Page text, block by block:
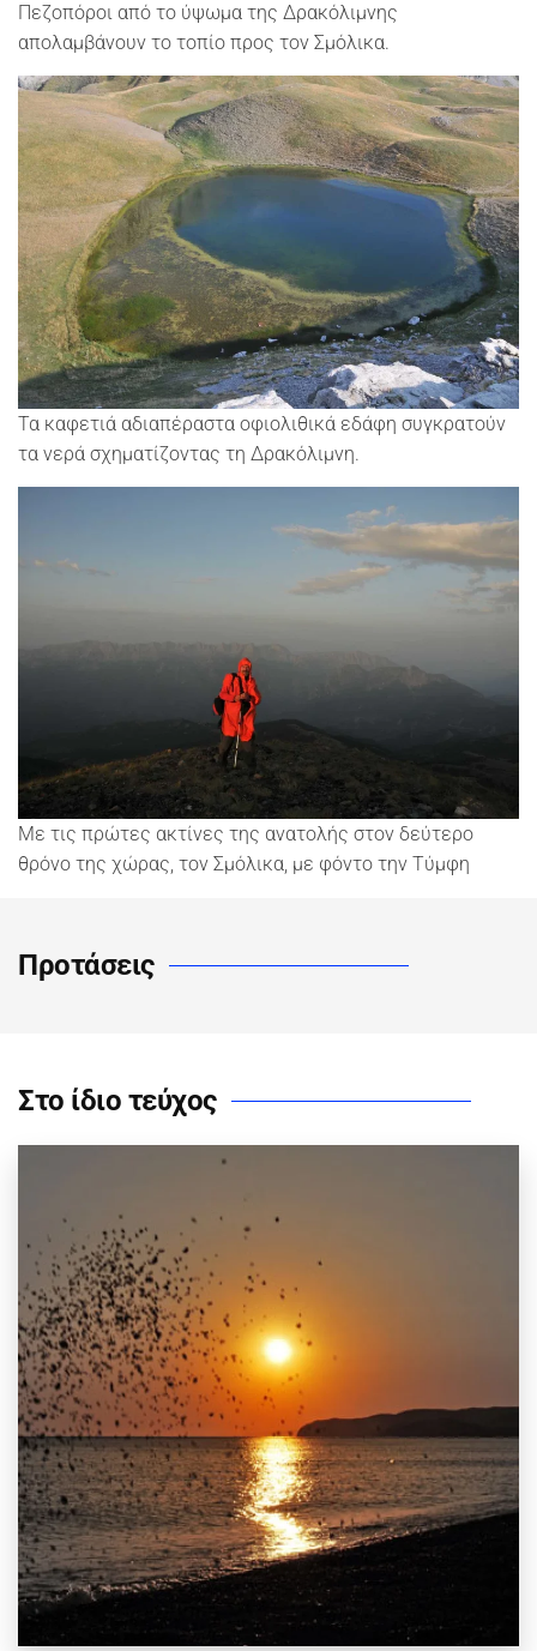
Πεζοπόροι από το ύψωμα της Δρακόλιμνης
απολαμβάνουν το τοπίο προς τον Σμόλικα.
Τα καφετιά αδιαπέραστα οφιολιθικά εδάφη συγκρατούν
τα νερά σχηματίζοντας τη Δρακόλιμνη.
Με τις πρώτες ακτίνες της ανατολής στον δεύτερο
θρόνο της χώρας, τον Σμόλικα, με φόντο την Τύμφη
Προτάσεις
Στο ίδιο τεύχος